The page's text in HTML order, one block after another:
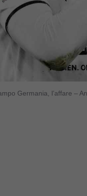
Germania, l’affare –